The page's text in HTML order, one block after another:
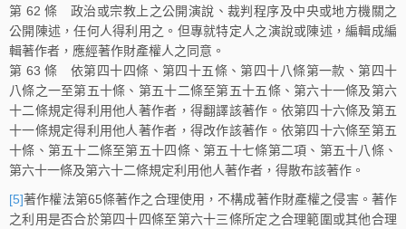
第 62 條 政治或宗教上之公開演說、裁判程序及中央或地方機關之
公開陳述，任何人得利用之。但專就特定人之演說或陳述，編輯成編
輯著作者，應經著作財產權人之同意。
第 63 條 依第四十四條、第四十五條、第四十八條第一款、第四十
八條之一至第五十條、第五十二條至第五十五條、第六十一條及第六
十二條規定得利用他人著作者，得翻譯該著作。依第四十六條及第五
十一條規定得利用他人著作者，得改作該著作。依第四十六條至第五
十條、第五十二條至第五十四條、第五十七條第二項、第五十八條、
第六十一條及第六十二條規定利用他人著作者，得散布該著作。
[5]著作權法第65條著作之合理使用，不構成著作財產權之侵害。著作
之利用是否合於第四十四條至第六十三條所定之合理範圍或其他合理